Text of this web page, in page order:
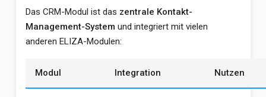
Das CRM-Modul ist das zentrale Kontakt-
Management-System und integriert mit vielen
anderen ELIZA-Modulen:
Modul Integration Nutzen